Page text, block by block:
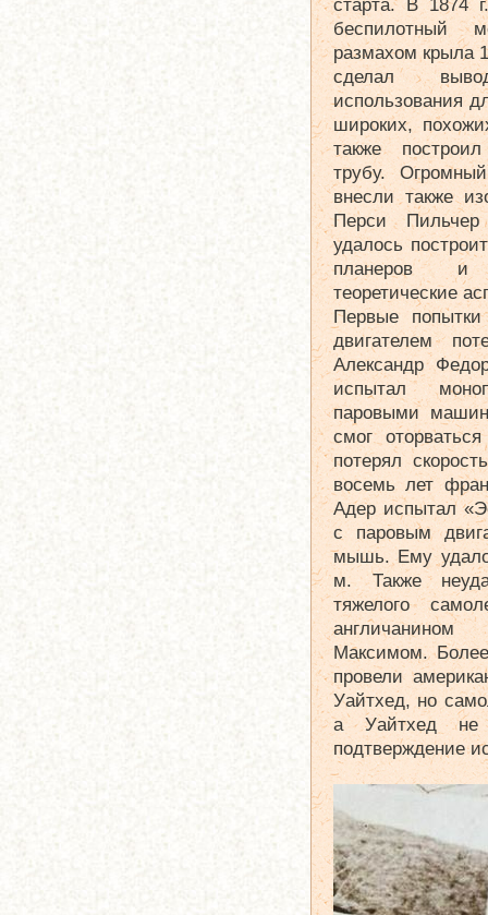
старта. В 1874
беспилотный
размахом крыла
сделал
использования
широких,
также
трубу.
внесли также
Перси
удалось
планеров и
теоретические
Первые попытки
двигателем
Александр
испытал
паровыми
смог
потерял
восемь лет
Адер испытал
с паровым
мышь. Ему
м. Также
тяжелого
Максимом.
провели
Уайтхед, но
а Уайтхед не
подтверждение